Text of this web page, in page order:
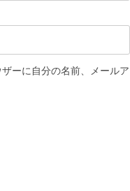
ーに自分の名前、メールア